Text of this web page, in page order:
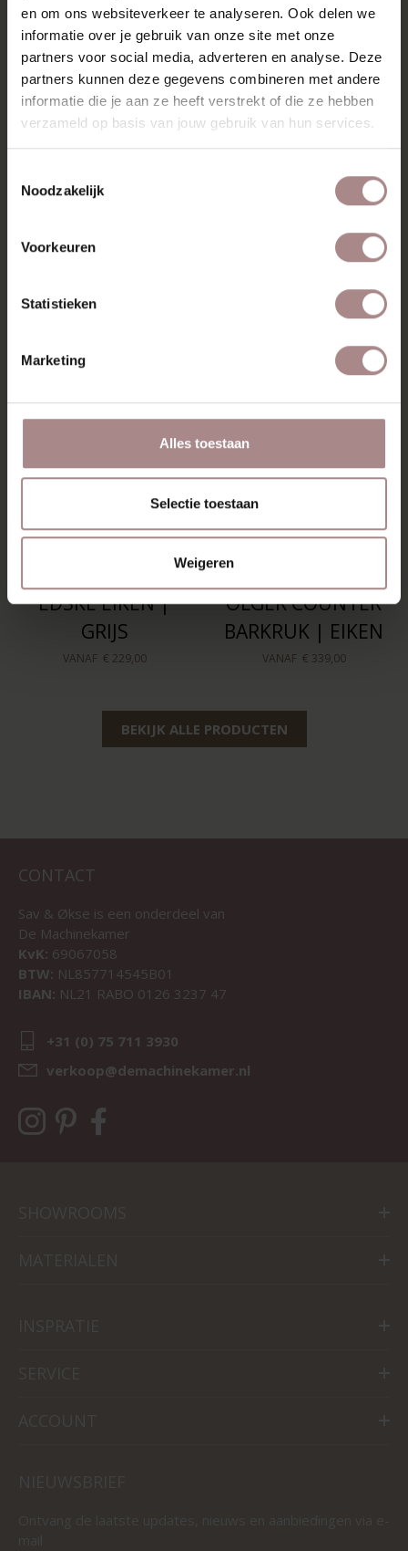
en om ons websiteverkeer te analyseren. Ook delen we
informatie over je gebruik van onze site met onze
partners voor social media, adverteren en analyse. Deze
partners kunnen deze gegevens combineren met andere
informatie die je aan ze heeft verstrekt of die ze hebben
verzameld op basis van jouw gebruik van hun services.
Noodzakelijk
Voorkeuren
Statistieken
Marketing
Alles toestaan
Selectie toestaan
Weigeren
Bekijk ook onzeEdske eetkamerstoelen.
KENMERKEN
VERPAKKING & MONTAGE
STOFSTALEN BESTELLEN
ZAKELIJK
MISSCHIEN VIND JE DIT
EDSKE EIKEN |
GRIJS
VANAF € 229,00
OLGER COUNTER
BARKRUK | EIKEN
VANAF € 339,00
BEKIJK ALLE PRODUCTEN
CONTACT
Sav & Økse is een onderdeel van
De Machinekamer
KvK: 69067058
BTW: NL857714545B01
IBAN: NL21 RABO 0126 3237 47
+31 (0) 75 711 3930
verkoop@demachinekamer.nl